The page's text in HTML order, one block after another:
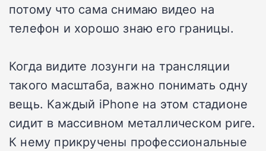
потому что сама снимаю видео на
телефон и хорошо знаю его границы.
Когда видите лозунги на трансляции
такого масштаба, важно понимать одну
вещь. Каждый iPhone на этом стадионе
сидит в массивном металлическом риге.
К нему прикручены профессиональные